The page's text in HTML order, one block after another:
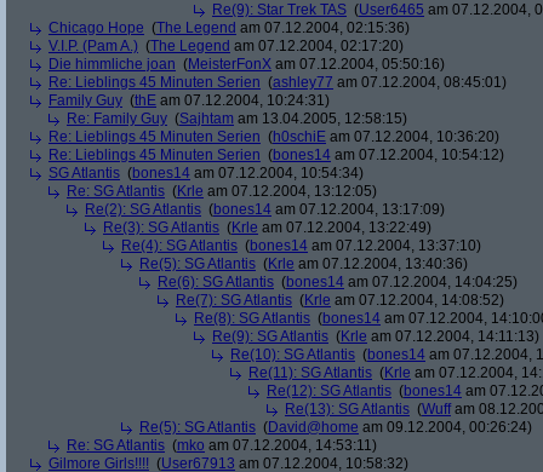
Re(9): Star Trek TAS (User6465 am 07.12.2004,
Chicago Hope (The Legend am 07.12.2004, 02:15:36)
V.I.P. (Pam A.) (The Legend am 07.12.2004, 02:17:20)
Die himmliche joan (MeisterFonX am 07.12.2004, 05:50:16)
Re: Lieblings 45 Minuten Serien (ashley77 am 07.12.2004, 08:45:01)
Family Guy (thE am 07.12.2004, 10:24:31)
Re: Family Guy (Sajhtam am 13.04.2005, 12:58:15)
Re: Lieblings 45 Minuten Serien (h0schiE am 07.12.2004, 10:36:20)
Re: Lieblings 45 Minuten Serien (bones14 am 07.12.2004, 10:54:12)
SG Atlantis (bones14 am 07.12.2004, 10:54:34)
Re: SG Atlantis (Krle am 07.12.2004, 13:12:05)
Re(2): SG Atlantis (bones14 am 07.12.2004, 13:17:09)
Re(3): SG Atlantis (Krle am 07.12.2004, 13:22:49)
Re(4): SG Atlantis (bones14 am 07.12.2004, 13:37:10)
Re(5): SG Atlantis (Krle am 07.12.2004, 13:40:36)
Re(6): SG Atlantis (bones14 am 07.12.2004, 14:04:25)
Re(7): SG Atlantis (Krle am 07.12.2004, 14:08:52)
Re(8): SG Atlantis (bones14 am 07.12.2004,
Re(9): SG Atlantis (Krle am 07.12.2004, 14:11:13)
Re(10): SG Atlantis (bones14 am 07.12.2004,
Re(11): SG Atlantis (Krle am 07.12.2004,
Re(12): SG Atlantis (bones14 am
Re(13): SG Atlantis (Wuffam
Re(5): SG Atlantis (David@home am 09.12.2004, 00:26:24)
Re: SG Atlantis (mko am 07.12.2004, 14:53:11)
Gilmore Girls!!!! (User67913 am 07.12.2004, 10:58:32)